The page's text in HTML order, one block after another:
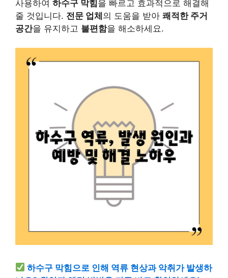
사용하여 하수구 막힘을 빠르고 효과적으로 해결해
줄 것입니다. 전문 업체의 도움을 받아 쾌적한 주거
공간을 유지하고 불편함을 해소하세요.
하수구 막힘으로 인해 역류 현상과 악취가 발생하